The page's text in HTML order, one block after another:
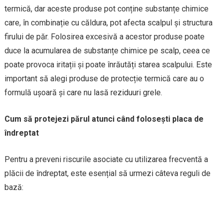
termică, dar aceste produse pot conține substanțe chimice
care, în combinație cu căldura, pot afecta scalpul și structura
firului de păr. Folosirea excesivă a acestor produse poate
duce la acumularea de substanțe chimice pe scalp, ceea ce
poate provoca iritații și poate înrăutăți starea scalpului. Este
important să alegi produse de protecție termică care au o
formulă ușoară și care nu lasă reziduuri grele.
Cum să protejezi părul atunci când folosești placa de
îndreptat
Pentru a preveni riscurile asociate cu utilizarea frecventă a
plăcii de îndreptat, este esențial să urmezi câteva reguli de
bază: